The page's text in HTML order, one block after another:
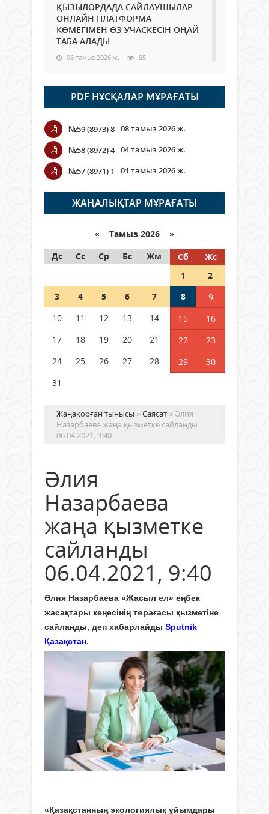
ҚЫЗЫЛОРДАДА САЙЛАУШЫЛАР
ОНЛАЙН ПЛАТФОРМА
КӨМЕГІМЕН ӨЗ УЧАСКЕСІН ОҢАЙ
ТАБА АЛАДЫ
06 тамыз 2026 ж. 85
Open Air: Қызылорда облысы
полиция департаменті 20
мыңнан астам көрерменнің
қауіпсіздігін қамтамасыз етті
06 тамыз 2026 ж.
Wi-Fi ҚАБЫРҒА АРҚЫЛЫ ҚАЛАЙ
ӨТЕДІ?
06 тамыз 2026 ж. 263
граждане Казахстана,
05 тамыз 2026 ж. 144
Шетелде жүрген Қазақстан
азаматтары қалай дауыс бере
PDF НҰСҚАЛАР МҰРАҒАТЫ
№59 (8973) 8 08 тамыз 2026 ж.
№58 (8972) 4 04 тамыз 2026 ж.
№57 (8971) 1
01 тамыз 2026 ж.
ЖАҢАЛЫҚТАР МҰРАҒАТЫ
« Тамыз 2026 »
Дс
Сс Ср Бс Жм Сб
Жс
1
2
3
4 5 6 7 8
9
10
11 12 13 14 15
16
17
18 19 20 21 22
23
24
25 26 27 28 29
30
31
Жаңақорған тынысы »Саясат » Әлия
Назарбаева жаңа қызметке сайланды
06.04.2021, 9:40
Әлия
Назарбаева
жаңа қызметке
сайланды
06.04.2021, 9:40
Әлия Назарбаева «Жасыл ел» еңбек
жасақтары кеңесінің төрағасы қызметіне
сайланды, деп хабарлайды Sputnik
Қазақстан.
«Қазақстанның экологиялық ұйымдары